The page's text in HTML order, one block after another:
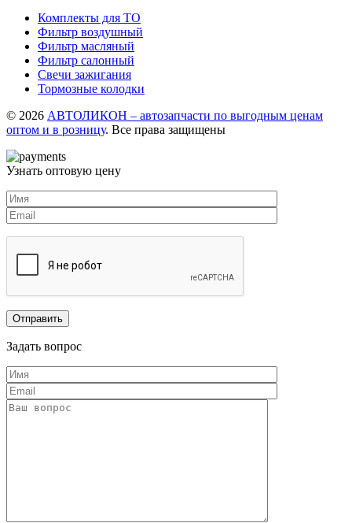
Комплекты для ТО
Фильтр воздушный
Фильтр масляный
Фильтр салонный
Свечи зажигания
Тормозные колодки
© 2026 АВТОЛИКОН – автозапчасти по выгодным ценам
оптом и в розницу. Все права защищены
Узнать оптовую цену
Задать вопрос